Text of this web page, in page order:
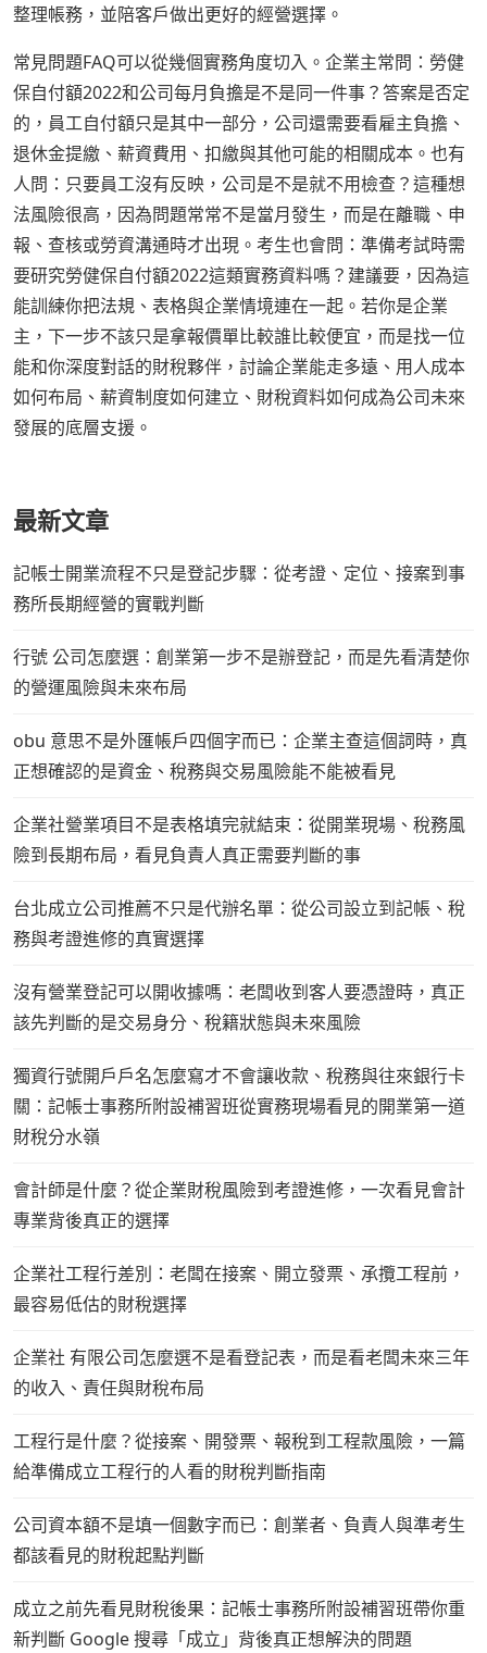
整理帳務，並陪客戶做出更好的經營選擇。
常見問題FAQ可以從幾個實務角度切入。企業主常問：勞健
保自付額2022和公司每月負擔是不是同一件事？答案是否定
的，員工自付額只是其中一部分，公司還需要看雇主負擔、
退休金提繳、薪資費用、扣繳與其他可能的相關成本。也有
人問：只要員工沒有反映，公司是不是就不用檢查？這種想
法風險很高，因為問題常常不是當月發生，而是在離職、申
報、查核或勞資溝通時才出現。考生也會問：準備考試時需
要研究勞健保自付額2022這類實務資料嗎？建議要，因為這
能訓練你把法規、表格與企業情境連在一起。若你是企業
主，下一步不該只是拿報價單比較誰比較便宜，而是找一位
能和你深度對話的財稅夥伴，討論企業能走多遠、用人成本
如何布局、薪資制度如何建立、財稅資料如何成為公司未來
發展的底層支援。
最新文章
記帳士開業流程不只是登記步驟：從考證、定位、接案到事
務所長期經營的實戰判斷
行號 公司怎麼選：創業第一步不是辦登記，而是先看清楚你
的營運風險與未來布局
obu 意思不是外匯帳戶四個字而已：企業主查這個詞時，真
正想確認的是資金、稅務與交易風險能不能被看見
企業社營業項目不是表格填完就結束：從開業現場、稅務風
險到長期布局，看見負責人真正需要判斷的事
台北成立公司推薦不只是代辦名單：從公司設立到記帳、稅
務與考證進修的真實選擇
沒有營業登記可以開收據嗎：老闆收到客人要憑證時，真正
該先判斷的是交易身分、稅籍狀態與未來風險
獨資行號開戶戶名怎麼寫才不會讓收款、稅務與往來銀行卡
關：記帳士事務所附設補習班從實務現場看見的開業第一道
財稅分水嶺
會計師是什麼？從企業財稅風險到考證進修，一次看見會計
專業背後真正的選擇
企業社工程行差別：老闆在接案、開立發票、承攬工程前，
最容易低估的財稅選擇
企業社 有限公司怎麼選不是看登記表，而是看老闆未來三年
的收入、責任與財稅布局
工程行是什麼？從接案、開發票、報稅到工程款風險，一篇
給準備成立工程行的人看的財稅判斷指南
公司資本額不是填一個數字而已：創業者、負責人與準考生
都該看見的財稅起點判斷
成立之前先看見財稅後果：記帳士事務所附設補習班帶你重
新判斷 Google 搜尋「成立」背後真正想解決的問題